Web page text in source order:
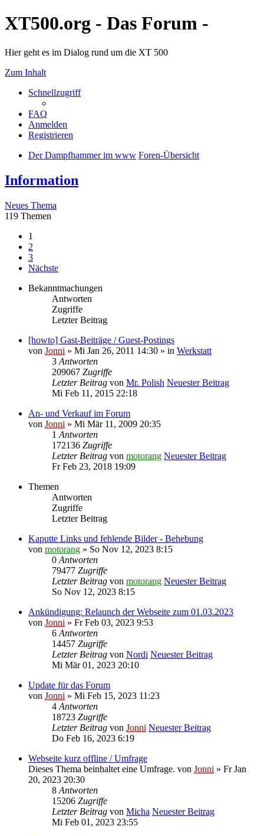
XT500.org - Das Forum -
Hier geht es im Dialog rund um die XT 500
Zum Inhalt
Schnellzugriff
FAQ
Anmelden
Registrieren
Der Dampfhammer im www Foren-Übersicht
Information
Neues Thema
119 Themen
1
2
3
Nächste
Bekanntmachungen
Antworten
Zugriffe
Letzter Beitrag
[howto] Gast-Beiträge / Guest-Postings
von Jonni » Mi Jan 26, 2011 14:30 » in Werkstatt
3 Antworten
209067 Zugriffe
Letzter Beitrag von Mr. Polish Neuester Beitrag
Mi Feb 11, 2015 22:18
An- und Verkauf im Forum
von Jonni » Mi Mär 11, 2009 20:35
1 Antworten
172136 Zugriffe
Letzter Beitrag von motorang Neuester Beitrag
Fr Feb 23, 2018 19:09
Themen
Antworten
Zugriffe
Letzter Beitrag
Kaputte Links und fehlende Bilder - Behebung
von motorang » So Nov 12, 2023 8:15
0 Antworten
79477 Zugriffe
Letzter Beitrag von motorang Neuester Beitrag
So Nov 12, 2023 8:15
Ankündigung: Relaunch der Webseite zum 01.03.2023
von Jonni » Fr Feb 03, 2023 9:53
6 Antworten
14457 Zugriffe
Letzter Beitrag von Nordi Neuester Beitrag
Mi Mär 01, 2023 20:10
Update für das Forum
von Jonni » Mi Feb 15, 2023 11:23
4 Antworten
18723 Zugriffe
Letzter Beitrag von Jonni Neuester Beitrag
Do Feb 16, 2023 6:19
Webseite kurz offline / Umfrage
Dieses Thema beinhaltet eine Umfrage. von Jonni » Fr Jan
20, 2023 20:30
8 Antworten
15206 Zugriffe
Letzter Beitrag von Micha Neuester Beitrag
Mi Feb 01, 2023 23:55